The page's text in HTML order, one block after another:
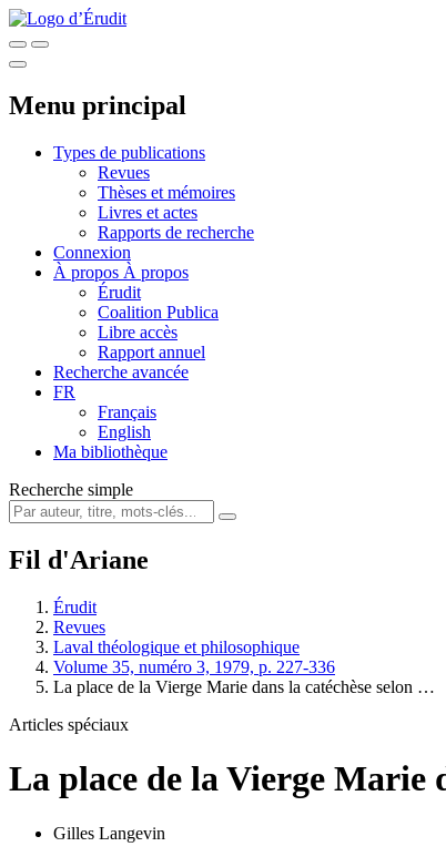
Menu principal
Types de publications
Revues
Thèses et mémoires
Livres et actes
Rapports de recherche
Connexion
À propos À propos
Érudit
Coalition Publica
Libre accès
Rapport annuel
Recherche avancée
FR
Français
English
Ma bibliothèque
Recherche simple
Fil d'Ariane
Érudit
Revues
Laval théologique et philosophique
Volume 35, numéro 3, 1979, p. 227-336
La place de la Vierge Marie dans la catéchèse selon …
Articles spéciaux
La place de la Vierge Marie
Gilles Langevin